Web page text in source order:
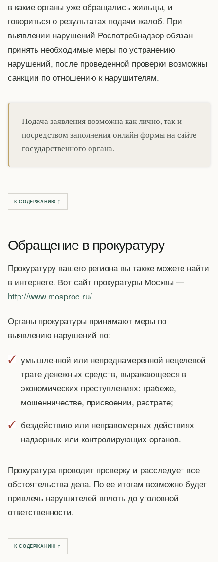
в какие органы уже обращались жильцы, и
говориться о результатах подачи жалоб. При
выявлении нарушений Роспотребнадзор обязан
принять необходимые меры по устранению
нарушений, после проведенной проверки возможны
санкции по отношению к нарушителям.
Подача заявления возможна как лично, так и
посредством заполнения онлайн формы на сайте
государственного органа.
К СОДЕРЖАНИЮ ↑
Обращение в прокуратуру
Прокуратуру вашего региона вы также можете найти
в интернете. Вот сайт прокуратуры Москвы —
http://www.mosproc.ru/
Органы прокуратуры принимают меры по
выявлению нарушений по:
умышленной или непреднамеренной нецелевой
трате денежных средств, выражающееся в
экономических преступлениях: грабеже,
мошенничестве, присвоении, растрате;
бездействию или неправомерных действиях
надзорных или контролирующих органов.
Прокуратура проводит проверку и расследует все
обстоятельства дела. По ее итогам возможно будет
привлечь нарушителей вплоть до уголовной
ответственности.
К СОДЕРЖАНИЮ ↑